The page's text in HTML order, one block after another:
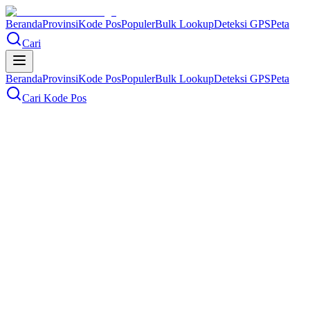
BerandaProvinsiKode PosPopulerBulk LookupDeteksi GPSPeta
Cari
BerandaProvinsiKode PosPopulerBulk LookupDeteksi GPSPeta
Cari Kode Pos